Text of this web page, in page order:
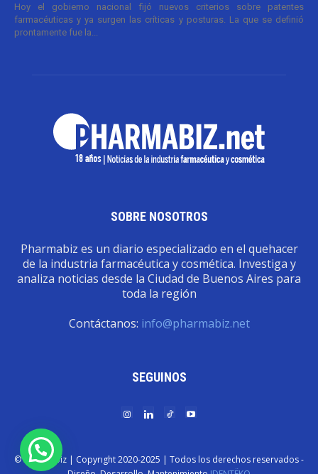
Hoy el gobierno nacional fijó nuevos criterios sobre patentes
farmacéuticas y ya surgen las críticas y posturas. La que se definió
prontamente fue la...
SOBRE NOSOTROS
Pharmabiz es un diario especializado en el quehacer
de la industria farmacéutica y cosmética. Investiga y
analiza noticias desde la Ciudad de Buenos Aires para
toda la región
Contáctanos: info@pharmabiz.net
SEGUINOS
© Pharmabiz | Copyrıght 2020-2025 | Todos los derechos reservados -